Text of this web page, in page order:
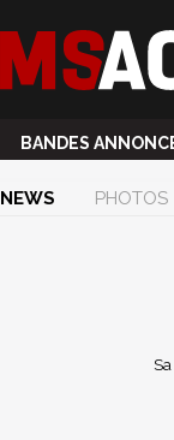
BANDES
NEWS PHOTOS